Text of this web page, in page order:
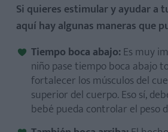
Si quieres estimular y ayudar a
aquí hay algunas maneras que
Tiempo boca abajo:Es muy
niño pase tiempo boca abajo
fortalecer los músculos del
superior del cuerpo. Eso sí,
bebé pueda controlar el peso